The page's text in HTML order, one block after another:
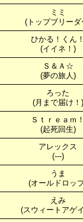
ミミ
(トップブリーダ
ひかる！くん
(イイネ！)
Ｓ＆Ａ☆
(夢の旅人)
ろった
(月まで届け！)
Ｓｔｒｅａｍ
(起死回生)
アレックス
(---)
うま
(オールドロッ
えみ
(スウィートアゲ